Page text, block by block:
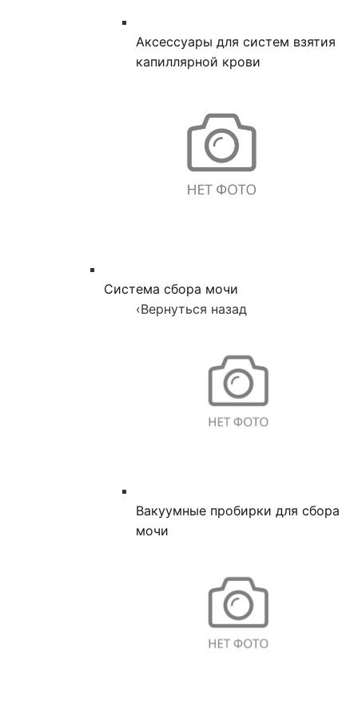
Аксессуары для систем взятия
капиллярной крови
Система сбора мочи
‹Вернуться назад
Вакуумные пробирки для сбора
мочи